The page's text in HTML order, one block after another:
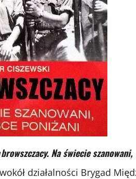
Na świecie
działalności Brygad